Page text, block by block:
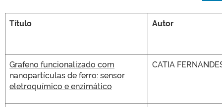
TELEFONES
Título Autor
Grafeno funcionalizado com
nanopartículas de ferro: sensor
eletroquímico e enzimático
CATIA